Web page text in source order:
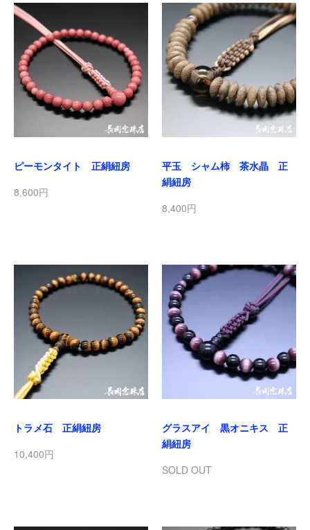
ピーモンタイト 正絹紐房
8,600円
平玉 シャム柿 茶水晶 正
絹紐房
8,400円
トラメ石 正絹紐房
10,400円
グラスアイ 黒オニキス 正
絹紐房
SOLD OUT